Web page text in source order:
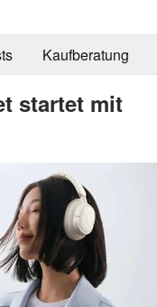
Kaufberatung
startet mit